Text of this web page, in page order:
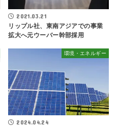
2021.03.21
リップル社、東南アジアでの事業
拡大へ元ウーバー幹部採用
環境・エネルギー
2024.04.24